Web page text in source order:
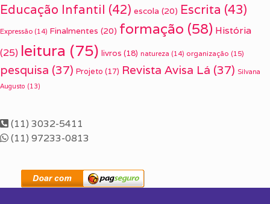
Educação Infantil (42) escola (20) Escrita (43)
Expressão (14) Finalmentes (20) formação (58) História
(25) leitura (75) livros (18) natureza (14) organização (15)
pesquisa (37) Projeto (17) Revista Avisa Lá (37) Silvana
Augusto (13)
(11) 3032-5411
(11) 97233-0813